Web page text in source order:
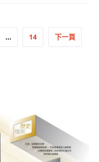
... 14 下一頁